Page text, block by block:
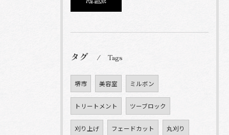
タグ Tags
堺市 美容室 ミルボン
トリートメント ツーブロック
刈り上げ フェードカット 丸刈り